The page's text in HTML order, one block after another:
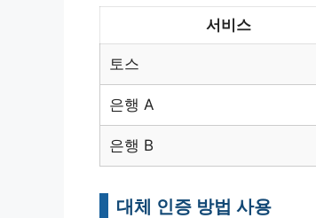
서비스
토스
은행 A
은행 B
대체 인증 방법 사용